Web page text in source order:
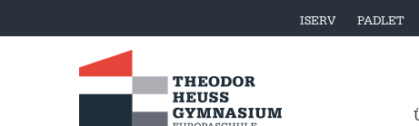
ISERV PADLET